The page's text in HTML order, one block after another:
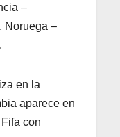
–
Noruega –
en la
aparece en
con